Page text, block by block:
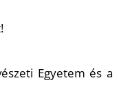
Egyetem és a